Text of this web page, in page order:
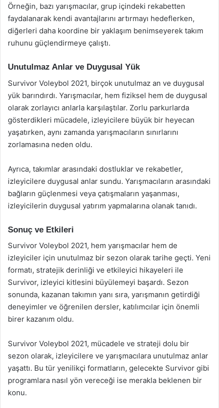
Örneğin, bazı yarışmacılar, grup içindeki rekabetten
faydalanarak kendi avantajlarını artırmayı hedeflerken,
diğerleri daha koordine bir yaklaşım benimseyerek takım
ruhunu güçlendirmeye çalıştı.
Unutulmaz Anlar ve Duygusal Yük
Survivor Voleybol 2021, birçok unutulmaz an ve duygusal
yük barındırdı. Yarışmacılar, hem fiziksel hem de duygusal
olarak zorlayıcı anlarla karşılaştılar. Zorlu parkurlarda
gösterdikleri mücadele, izleyicilere büyük bir heyecan
yaşatırken, aynı zamanda yarışmacıların sınırlarını
zorlamasına neden oldu.
Ayrıca, takımlar arasındaki dostluklar ve rekabetler,
izleyicilere duygusal anlar sundu. Yarışmacıların arasındaki
bağların güçlenmesi veya çatışmaların yaşanması,
izleyicilerin duygusal yatırım yapmalarına olanak tanıdı.
Sonuç ve Etkileri
Survivor Voleybol 2021, hem yarışmacılar hem de
izleyiciler için unutulmaz bir sezon olarak tarihe geçti. Yeni
formatı, stratejik derinliği ve etkileyici hikayeleri ile
Survivor, izleyici kitlesini büyülemeyi başardı. Sezon
sonunda, kazanan takımın yanı sıra, yarışmanın getirdiği
deneyimler ve öğrenilen dersler, katılımcılar için önemli
birer kazanım oldu.
Survivor Voleybol 2021, mücadele ve strateji dolu bir
sezon olarak, izleyicilere ve yarışmacılara unutulmaz anlar
yaşattı. Bu tür yenilikçi formatların, gelecekte Survivor gibi
programlara nasıl yön vereceği ise merakla beklenen bir
konu.